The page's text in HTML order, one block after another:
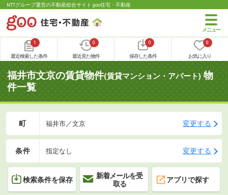
NTTグループ運営の不動産総合サイト goo住宅・不動産
1
最近検索した条件
0
最近見た物件
0
保存した条件
0
お気に入り
福井市文京の賃貸物件(賃貸マンション・アパート) 物
件一覧
町 福井市／文京 変更する
条件 指定なし 変更する
検索条件を保存
新着メールを受
取る
アプリで探す